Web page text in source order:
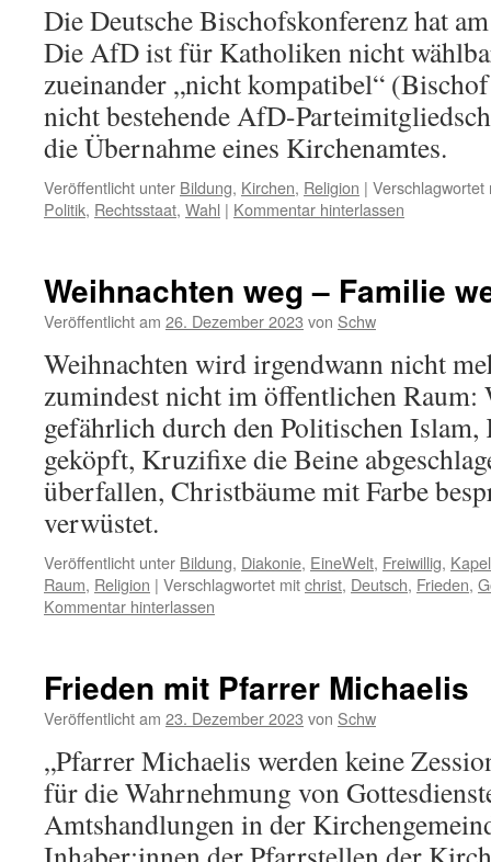
Die Deutsche Bischofskonferenz hat
Die AfD ist für Katholiken nicht
zueinander „nicht kompatibel“
nicht bestehende AfD-
die Übernahme eines Kirchenamtes.
Veröffentlicht unter Bildung, Kirchen, Religion | Verschlagwortet
Politik, Rechtsstaat, Wahl | Kommentar hinterlassen
Weihnachten weg – Familie
Veröffentlicht am 26. Dezember 2023 von Schw
Weihnachten wird irgendwann nicht
zumindest nicht im öffentlichen Raum:
gefährlich durch den Politischen
geköpft, Kruzifixe die Beine
überfallen, Christbäume mit Farbe
verwüstet.
Veröffentlicht unter Bildung, Diakonie, EineWelt, Freiwillig,
Raum, Religion | Verschlagwortet mitchrist, Deutsch, Frieden,
Kommentar hinterlassen
Frieden mit Pfarrer Michaelis
Veröffentlicht am 23. Dezember 2023 von Schw
„Pfarrer Michaelis werden keine
für die Wahrnehmung von
Amtshandlungen in der